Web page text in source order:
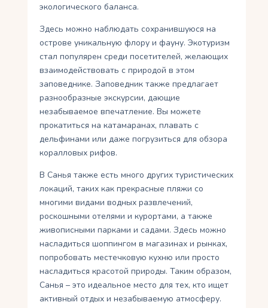
экологического баланса.
Здесь можно наблюдать сохранившуюся на
острове уникальную флору и фауну. Экотуризм
стал популярен среди посетителей, желающих
взаимодействовать с природой в этом
заповеднике. Заповедник также предлагает
разнообразные экскурсии, дающие
незабываемое впечатление. Вы можете
прокатиться на катамаранах, плавать с
дельфинами или даже погрузиться для обзора
коралловых рифов.
В Санья также есть много других туристических
локаций, таких как прекрасные пляжи со
многими видами водных развлечений,
роскошными отелями и курортами, а также
живописными парками и садами. Здесь можно
насладиться шоппингом в магазинах и рынках,
попробовать местечковую кухню или просто
насладиться красотой природы. Таким образом,
Санья – это идеальное место для тех, кто ищет
активный отдых и незабываемую атмосферу.